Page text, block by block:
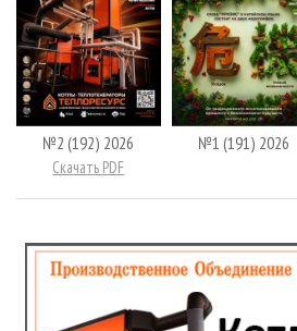
№2 (192) 2026
Скачать PDF
№1 (191) 2026